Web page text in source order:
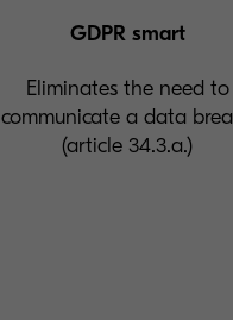
GDPR smart
Eliminates the need to
communicate a data
(article 34.3.a.)